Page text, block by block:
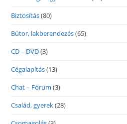
Biztosítás(80)
Bútor, lakberendezés(65)
CD – DVD(3)
Cégalapítás(13)
Chat – Fórum (3)
Család, gyerek(28)